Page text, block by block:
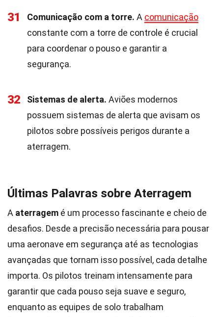
31 Comunicação com a torre. A comunicação
constante com a torre de controle é crucial
para coordenar o pouso e garantir a
segurança.
32 Sistemas de alerta. Aviões modernos
possuem sistemas de alerta que avisam os
pilotos sobre possíveis perigos durante a
aterragem.
Últimas Palavras sobre Aterragem
A aterragem é um processo fascinante e cheio de
desafios. Desde a precisão necessária para pousar
uma aeronave em segurança até as tecnologias
avançadas que tornam isso possível, cada detalhe
importa. Os pilotos treinam intensamente para
garantir que cada pouso seja suave e seguro,
enquanto as equipes de solo trabalham